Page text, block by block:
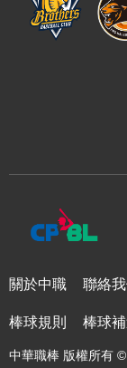
關於中職 聯絡
棒球規則 棒球
中華職棒 版權所有